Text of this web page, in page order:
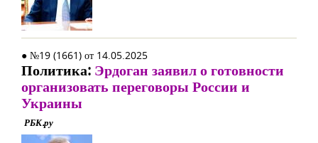
● №19 (1661) от 14.05.2025
Политика: Эрдоган заявил о готовности
организовать переговоры России и
Украины
РБК.ру